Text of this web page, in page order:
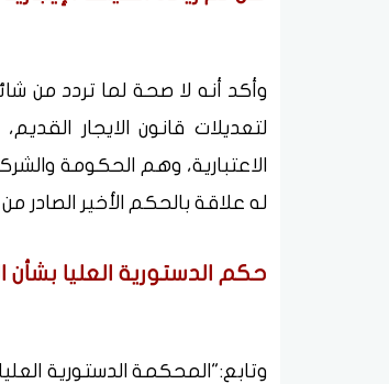
له علاقة بالحكم الأخير الصادر
حكم الدستورية العليا بشأن
وتابع:"المحكمة الدستورية